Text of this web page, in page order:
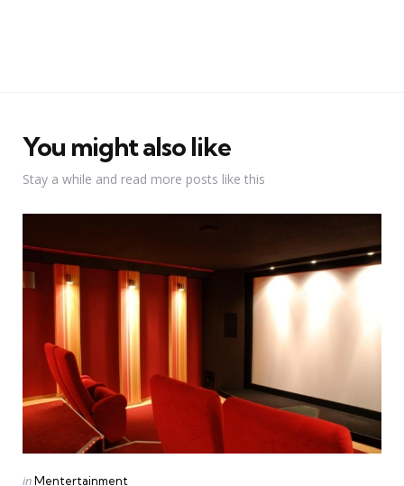
You might also like
Stay a while and read more posts like this
Categories
Posted
inMentertainment